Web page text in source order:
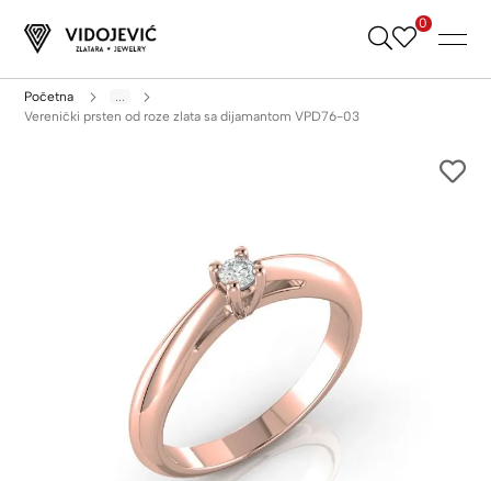
Skip
0
Početna
...
Verenički prsten od roze zlata sa dijamantom VPD76-03